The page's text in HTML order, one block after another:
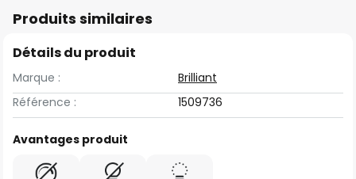
Produits similaires
Détails du produit
Marque :
Brilliant
Référence :
1509736
Avantages produit